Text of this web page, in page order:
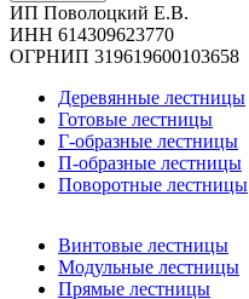
ИП Поволоцкий Е.В.
ИНН 614309623770
ОГРНИП 319619600103658
Деревянные лестницы
Готовые лестницы
Г-образные лестницы
П-образные лестницы
Поворотные лестницы
Винтовые лестницы
Модульные лестницы
Прямые лестницы